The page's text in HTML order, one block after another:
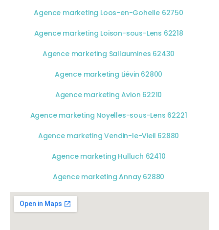
Agence marketing Loos-en-Gohelle 62750
Agence marketing Loison-sous-Lens 62218
Agence marketing Sallaumines 62430
Agence marketing Liévin 62800
Agence marketing Avion 62210
Agence marketing Noyelles-sous-Lens 62221
Agence marketing Vendin-le-Vieil 62880
Agence marketing Hulluch 62410
Agence marketing Annay 62880